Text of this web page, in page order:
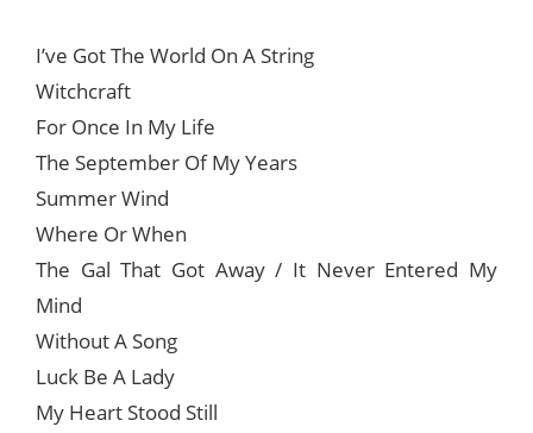
I’ve Got The World On A String
Witchcraft
For Once In My Life
The September Of My Years
Summer Wind
Where Or When
The Gal That Got Away / It Never Entered My
Mind
Without A Song
Luck Be A Lady
My Heart Stood Still